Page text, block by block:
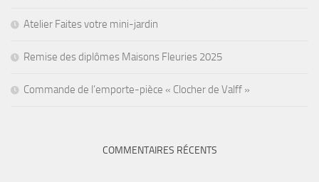
Atelier Faites votre mini-jardin
Remise des diplômes Maisons Fleuries 2025
Commande de l’emporte-pièce « Clocher de Valff »
COMMENTAIRES RÉCENTS